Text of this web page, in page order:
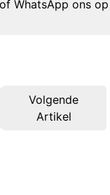
of WhatsApp ons op
Volgende
Artikel